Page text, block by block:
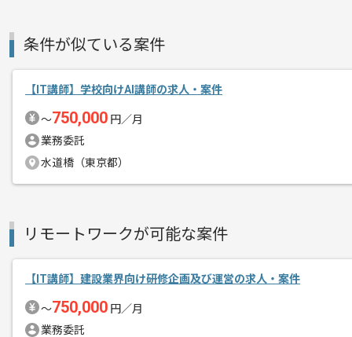
基本的には一部リモートでの作業を見込
条件が似ている案件
【IT講師】学校向けAI講師の求人・案件
〜750,000 円／月
業務委託
水道橋（東京都）
リモートワークが可能な案件
【IT講師】建設業界向け研修企画及び運営の求人・案件
〜750,000 円／月
業務委託